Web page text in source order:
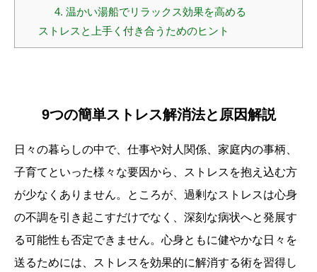
4. 温かい湯船でリラックス効果を高める
ストレスと上手く付き合うためのヒント
9つの簡単ストレス解消法と原因解説
日々の暮らしの中で、仕事や対人関係、家庭内の事柄、
子育てといった様々な要因から、ストレスを抱え込む方
が少なくありません。ところが、過剰なストレスは心身
の不調を引き起こすだけでなく、深刻な病状へと発展す
る可能性も否定できません。心身ともに健やかな日々を
送るためには、ストレスを効果的に解消する術を習得し